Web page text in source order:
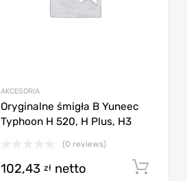
AKCESORIA
Oryginalne śmigła B Yuneec
Typhoon H 520, H Plus, H3
(0 reviews)
102,43 zł netto